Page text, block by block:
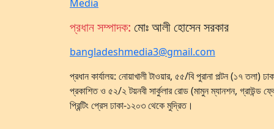
প্রধান সম্পাদক: মোঃ আলী হোসেন সরকার
bangladeshmedia3@gmail.com
প্রধান কার্যালয়: নোয়াখালী টাওয়ার, ৫৫/বি পুরানা পল্টন (১৭ তলা)
প্রকাশিত ও ৫২/২ টয়নবী সার্কুলার রোড (মামুন ম্যানশন, গ্রাউন্ড
প্রিন্টিং প্রেস ঢাকা-১২০৩ থেকে মুদ্রিত।